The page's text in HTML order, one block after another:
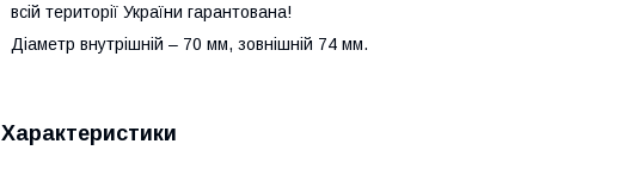
всій території України гарантована!
Діаметр внутрішній – 70 мм, зовнішній 74 мм.
Характеристики